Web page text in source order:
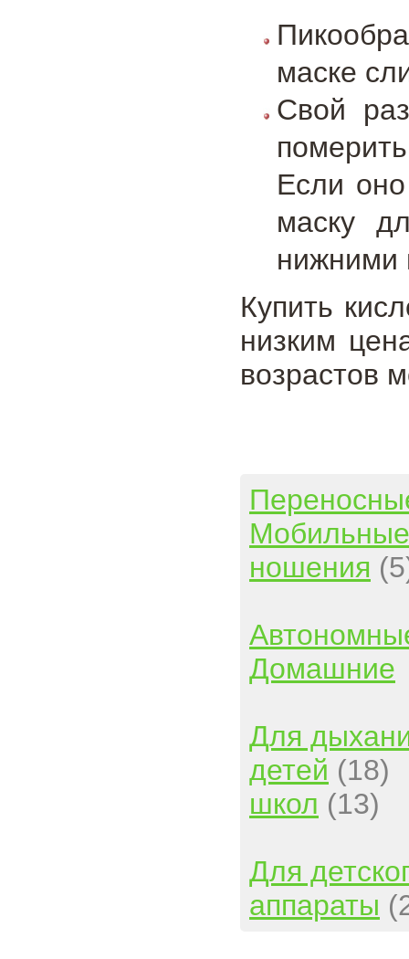
маске
Свой
Если
маску
нижними
Купить
низким
возрастов
Мобильные
ношения
Домашние
Для
детей (18)
школ (13)
Для
аппараты